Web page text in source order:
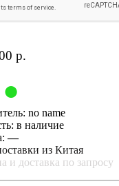
р.
no name
в наличие
—
из Китая
и доставка по запросу